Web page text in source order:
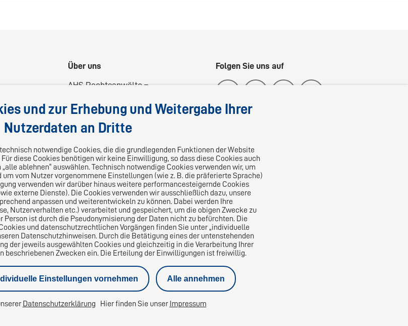
Über uns
AHS Rechtsanwälte –
Wir liefern kompetente,
Lösungen für Ihre Rechtsfragen.
Folgen Sie uns auf
Das europäische Kanzlei-Netzwerk
Geschäftsführerhaftung Insolvenzverschleppung Aufhebungsvertrag
und zur Erhebung und Weitergabe Ihrer
Nutzerdaten an Dritte
notwendige Cookies, die die grundlegenden Funktionen der Website
diese Cookies benötigen wir keine Einwilligung, so dass diese Cookies auch
ablehnen“ auswählen. Technisch notwendige Cookies verwenden wir, um
um vom Nutzer vorgenommene Einstellungen (wie z. B. die präferierte Sprache)
verwenden wir darüber hinaus weitere performancesteigernde Cookies
externe Dienste). Die Cookies verwenden wir ausschließlich dazu, unsere
anpassen und weiterentwickeln zu können. Dabei werden Ihre
Nutzerverhalten etc.) verarbeitet und gespeichert, um die obigen Zwecke zu
Person ist durch die Pseudonymisierung der Daten nicht zu befürchten. Die
und datenschutzrechtlichen Vorgängen finden Sie unter „individuelle
Datenschutzhinweisen. Durch die Betätigung eines der untenstehenden
der jeweils ausgewählten Cookies und gleichzeitig in die Verarbeitung Ihrer
beschriebenen Zwecken ein. Die Erteilung der Einwilligungen ist freiwillig.
Einstellungen vornehmen Alle annehmen
Datenschutzerklärung Hier finden Sie unser Impressum